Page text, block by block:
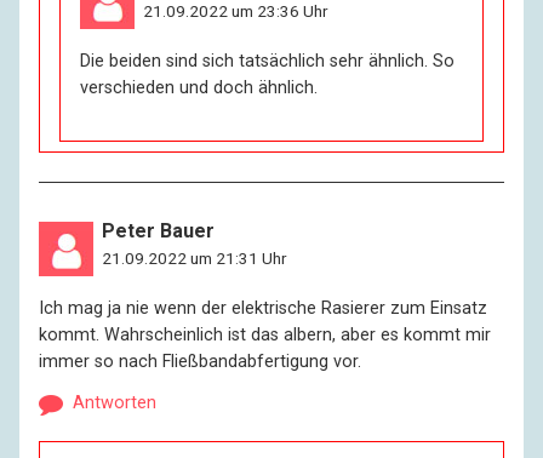
21.09.2022 um 23:36 Uhr
Die beiden sind sich tatsächlich sehr ähnlich. So
verschieden und doch ähnlich.
Peter Bauer
21.09.2022 um 21:31 Uhr
Ich mag ja nie wenn der elektrische Rasierer zum Einsatz
kommt. Wahrscheinlich ist das albern, aber es kommt mir
immer so nach Fließbandabfertigung vor.
Antworten